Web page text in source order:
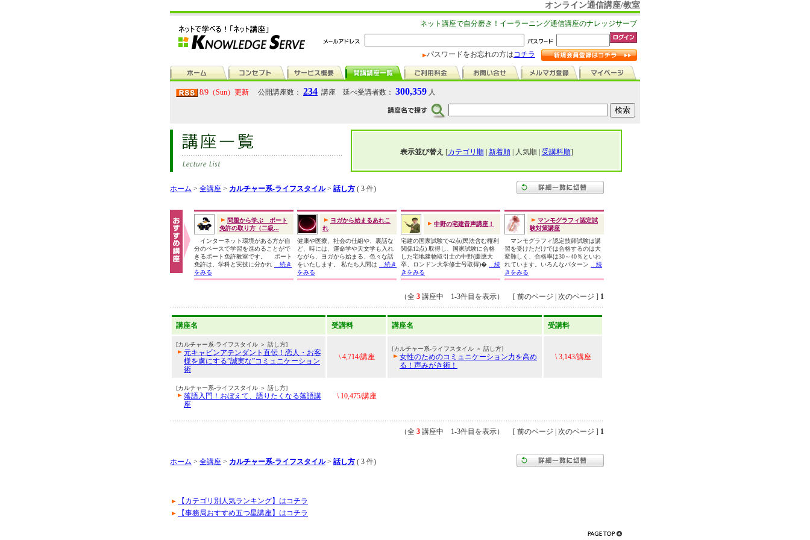
オンライン通信講座/教室
ネット講座で自分磨き！イーラーニング通信講座のナレッジサーブ
パスワードをお忘れの方はコチラ
8/9（Sun）更新 公開講座数： 234 講座 延べ受講者数： 300,359 人
表示並び替え [カテゴリ順| 新着順| 人気順 | 受講料順]
ホーム > 全講座 > カルチャー系-ライフスタイル> 話し方 ( 3 件)
問題から学ぶ ボート
免許の取り方（二級...
インターネット環境がある方が自
分のペースで学習を進めることがで
きるボート免許教室です。 ボート
免許は、学科と実技に分かれ
...続き
をみる
ヨガから始まるあれこ
れ
健康や医療、社会の仕組や、裏話な
ど、時には、運命学や天文学も入れ
ながら、ヨガから始まる、色々な話
をいたします。 私たち人間は
...続き
をみる
中野の宅建音声講座！
宅建の国家試験で42点(民法含む権利
関係12点) 取得し、国家試験に合格
した宅地建物取引士の中野(慶應大
卒、ロンドン大学修士号取得)�
...続
きをみる
マンモグラフィ認定試
験対策講座
マンモグラフィ認定技師試験は講
習を受けただけでは合格するのは大
変難しく、合格率は30～40％といわ
れています。いろんなパターン
...続
きをみる
（全 3 講座中 1-3件目を表示） [ 前のページ | 次のページ ] 1
講座名 受講料 講座名 受講料
[カルチャー系-ライフスタイル ＞ 話し方]
元キャビンアテンダント直伝！恋人・お客
様を虜にする”誠実な”コミュニケーション
術
\ 4,714/講座
[カルチャー系-ライフスタイル ＞ 話し方]
女性のためのコミュニケーション力を高め
る！声みがき術！
\ 3,143/講座
[カルチャー系-ライフスタイル ＞ 話し方]
落語入門！おぼえて、語りたくなる落語講
座
\ 10,475/講座
（全 3 講座中 1-3件目を表示） [ 前のページ | 次のページ ] 1
ホーム > 全講座 > カルチャー系-ライフスタイル> 話し方 ( 3 件)
【カテゴリ別人気ランキング】はコチラ
【事務局おすすめ五つ星講座】はコチラ